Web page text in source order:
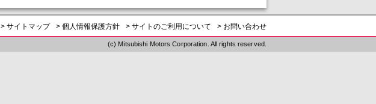
> サイトマップ > 個人情報保護方針 > サイトのご利用について > お問い合わせ
(c) Mitsubishi Motors Corporation. All rights reserved.